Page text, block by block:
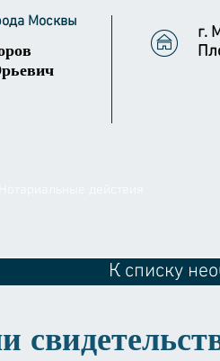
Москвы
г.
К списку